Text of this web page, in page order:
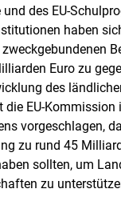
des EU-
haben
Euro zu
des
die EU-Kommission
vorgeschlagen,
zu rund 45
sollten, um
zu